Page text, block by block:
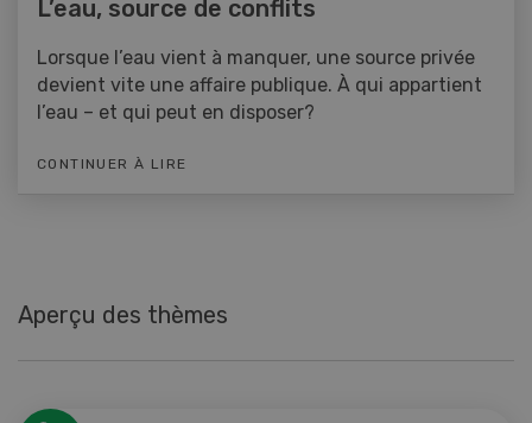
L’eau, source de conflits
Lorsque l’eau vient à manquer, une source privée
devient vite une affaire publique. À qui appartient
l’eau – et qui peut en disposer?
CONTINUER À LIRE
Aperçu des thèmes